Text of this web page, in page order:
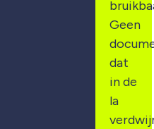
Geen
dat
in de
la